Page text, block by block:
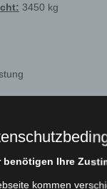
3450 kg
benötigen Ihre
kommen